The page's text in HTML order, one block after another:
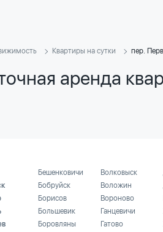
Квартиры на сутки пер.
аренда
Бешенковичи
Бобруйск
Борисов
Большевик
Боровляны
Волковыск
Воложин
Вороново
Ганцевичи
Гатово